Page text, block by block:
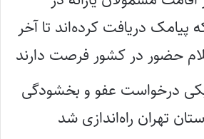
پیامک دریافت کرده‌اند تا آخر
حضور در کشور فرصت دارند
درخواست عفو و بخشودگی
تهران راه‌اندازی شد